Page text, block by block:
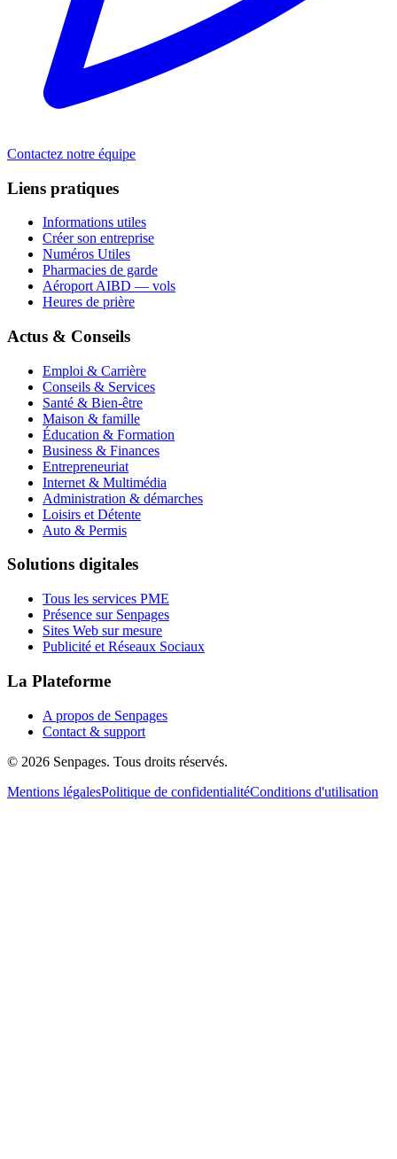
Contactez notre équipe
Liens pratiques
Informations utiles
Créer son entreprise
Numéros Utiles
Pharmacies de garde
Aéroport AIBD — vols
Heures de prière
Actus & Conseils
Emploi & Carrière
Conseils & Services
Santé & Bien-être
Maison & famille
Éducation & Formation
Business & Finances
Entrepreneuriat
Internet & Multimédia
Administration & démarches
Loisirs et Détente
Auto & Permis
Solutions digitales
Tous les services PME
Présence sur Senpages
Sites Web sur mesure
Publicité et Réseaux Sociaux
La Plateforme
A propos de Senpages
Contact & support
© 2026 Senpages. Tous droits réservés.
Mentions légalesPolitique de confidentialitéConditions d'utilisation